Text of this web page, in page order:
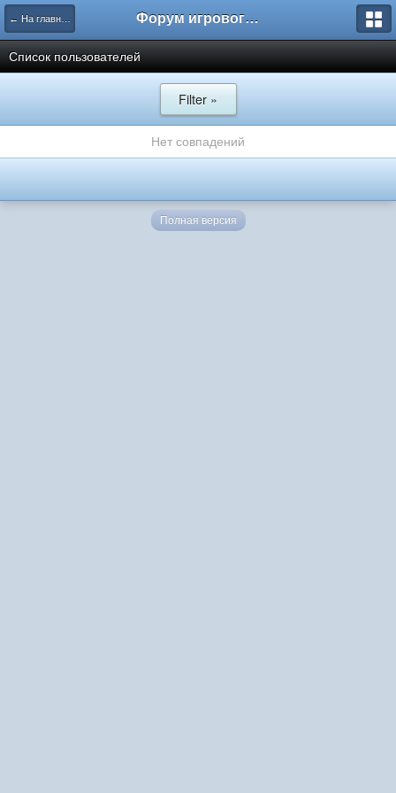
← На главную Форум игрового проекта Riverrise
Список пользователей
Filter »
Нет совпадений
Полная версия